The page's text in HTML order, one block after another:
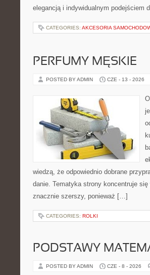
elegancją i indywidualnym
CATEGORIES: AKCESORIA
PERFUMY MĘSKIE
POSTED BY ADMIN CZE - 13 - 2026
wiedzą, że odpowiednio dobrane
danie. Tematyka strony koncentruje
znacznie szerszy, ponieważ […]
CATEGORIES: ROLKI
PODSTAWY
POSTED BY ADMIN CZE - 8 - 2026